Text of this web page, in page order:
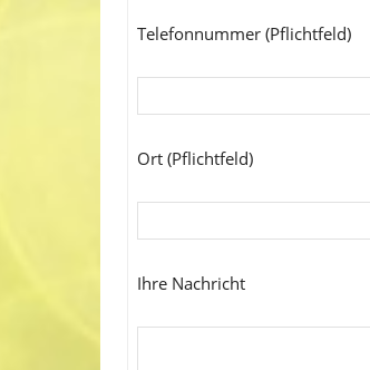
Telefonnummer (Pflichtfeld)
Ort (Pflichtfeld)
Ihre Nachricht